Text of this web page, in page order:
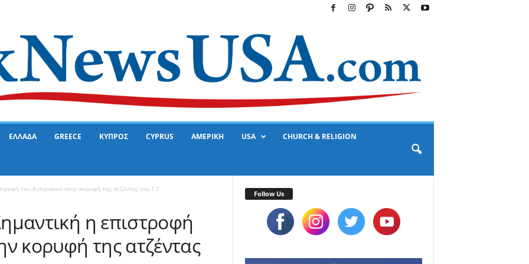
ΕΛΛΑΔΑ GREECE ΚΥΠΡΟΣ CYPRUS ΑΜΕΡΙΚΗ USA CHURCH & RELIGION
του Κυπριακού στην κορυφή της ατζέντας του Γ.Γ.
η επιστροφή
κορυφή της ατζέντας
Follow Us